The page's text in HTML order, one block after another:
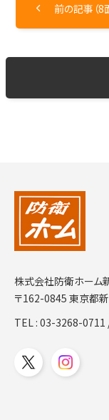
前の記事（8
株式会社防衛ホーム
〒162-0845 東京都
TEL :03-3268-0711